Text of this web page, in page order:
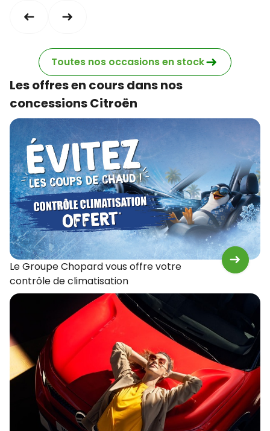
Toutes nos occasions en stock
Les offres en cours dans nos
concessions Citroën
Le Groupe Chopard vous offre votre
contrôle de climatisation